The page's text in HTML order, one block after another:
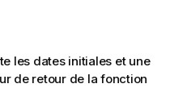
les dates initiales et une
de retour de la fonction